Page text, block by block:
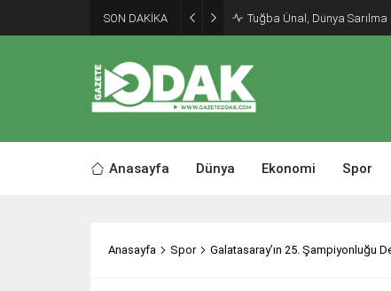
SON DAKİKA Tuğba Ünal, Dünya
Anasayfa Dünya Ekonomi Spor
Anasayfa Spor Galatasaray’ın 25. Şampiyonluğu